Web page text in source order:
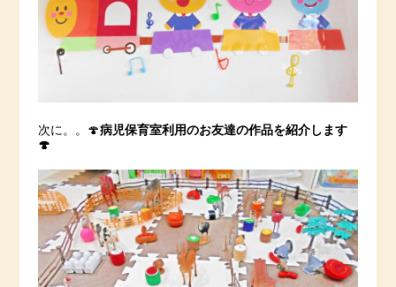
次に。。🍄病児保育室利用のお友達の作品を紹介します
🍄